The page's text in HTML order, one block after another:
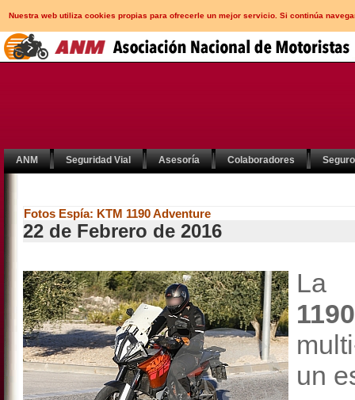
Nuestra web utiliza cookies propias para ofrecerle un mejor servicio. Si continúa
ANM Seguridad Vial Asesoría Colaboradores
Fotos Espía: KTM 1190 Adventure
22 de Febrero de 2016
La
un